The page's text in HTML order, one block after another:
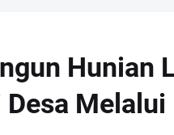
Hunian
Desa